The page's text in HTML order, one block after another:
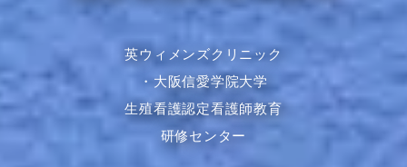
英ウィメンズクリニック
・大阪信愛学院大学
生殖看護認定看護師教育
研修センター